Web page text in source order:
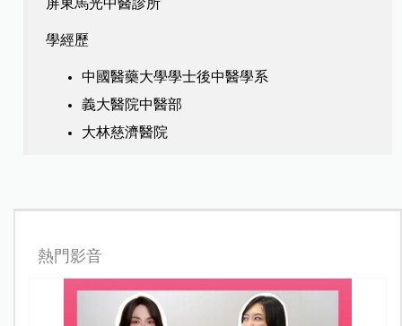
屏東馬光中醫診所
學經歷
中國醫藥大學學士後中醫學系
義大醫院中醫部
大林慈濟醫院
熱門影音